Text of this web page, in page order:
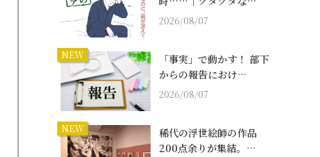
2026/08/07
NEW
「事実」で動かす！ 部下
からの報告におけ…
2026/08/07
NEW
稀代の浮世絵師の作品
200点余りが集結。…